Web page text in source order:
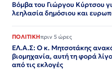
Βόμβα του Γιώργου Κύρτσου
λεηλασία δημόσιου και
ΠΟΛΙΤΙΚΗπριν 5 ώρες
ΕΛ.Α.Σ: Ο κ. Μητσοτάκης
βιομηχανία, αυτή τη φορά
από τις εκλογές